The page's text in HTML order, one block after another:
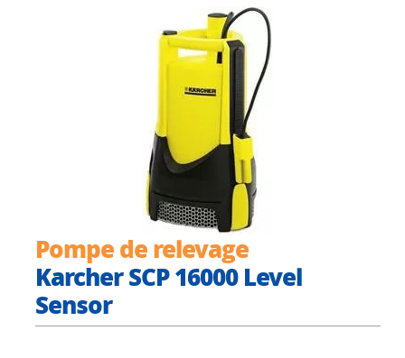
Pompe de relevage
Karcher SCP 16000 Level
Sensor